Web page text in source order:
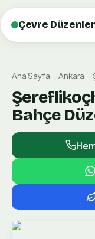
Çevre
Ana Sayfa Ankara
Bahçe